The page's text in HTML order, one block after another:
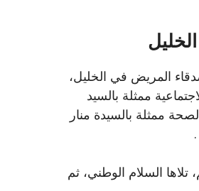
العامة لجمعية أصدقاء المريض في الخليل،
ممثلة بالسيد
ممثلة بالسيدة منار
تلاها السلام الوطني، ثم